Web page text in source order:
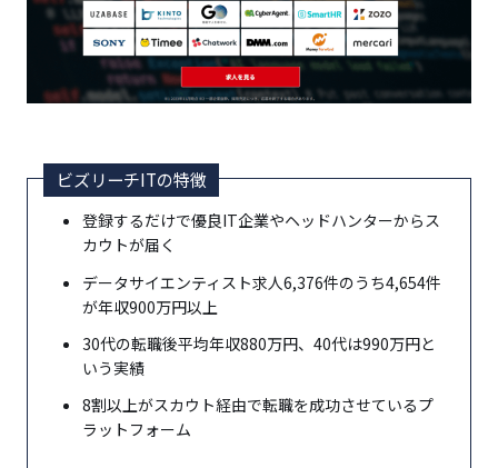
ビズリーチITの特徴
登録するだけで優良IT企業やヘッドハンターからス
カウトが届く
データサイエンティスト求人6,376件のうち4,654件
が年収900万円以上
30代の転職後平均年収880万円、40代は990万円と
いう実績
8割以上がスカウト経由で転職を成功させているプ
ラットフォーム